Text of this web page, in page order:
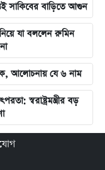
সাকিবের বাড়িতে আগুন
যা বললেন রুমিন
আলোচনায় যে ৬ নাম
স্বরাষ্ট্রমন্ত্রীর বড়